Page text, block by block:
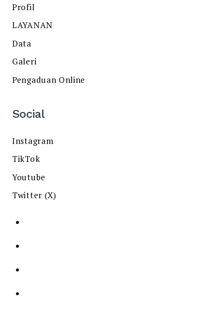
Profil
LAYANAN
Data
Galeri
Pengaduan Online
Social
Instagram
TikTok
Youtube
Twitter (X)